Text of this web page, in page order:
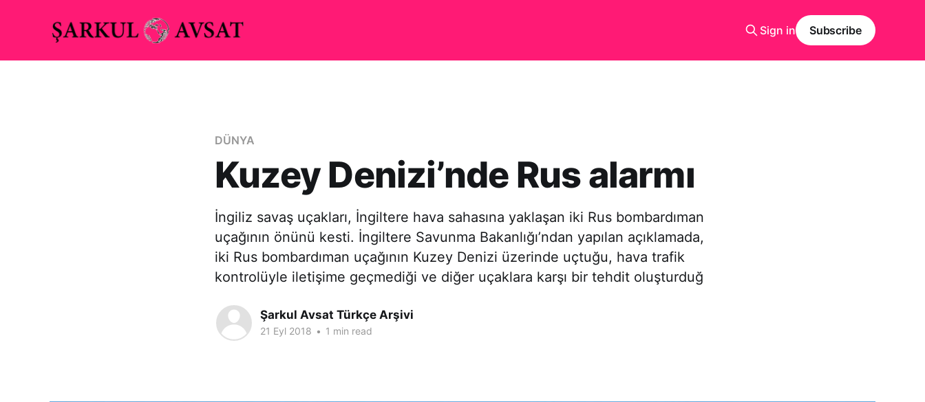
Sign in Subscribe
DÜNYA
Kuzey Denizi’nde Rus alarmı
İngiliz savaş uçakları, İngiltere hava sahasına yaklaşan iki Rus bombardıman
uçağının önünü kesti. İngiltere Savunma Bakanlığı’ndan yapılan açıklamada,
iki Rus bombardıman uçağının Kuzey Denizi üzerinde uçtuğu, hava trafik
kontrolüyle iletişime geçmediği ve diğer uçaklara karşı bir tehdit oluşturduğ
Şarkul Avsat Türkçe Arşivi
21 Eyl 2018 • 1 min read